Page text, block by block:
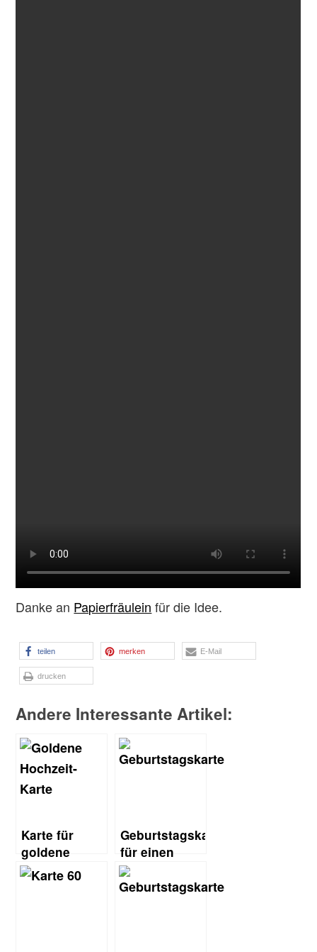
Danke an Papierfräulein für die Idee.
teilen merken E-Mail
drucken
Andere Interessante Artikel:
Karte für
goldene
Hochzeit
Geburtstagskarte
für einen
Mann